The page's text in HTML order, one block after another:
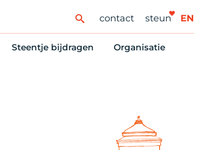
contact steun EN
en huurvragen
Steentje bijdragen
Schenken, nalaten en ANBI
Organisatie
Werken bij
Nieuws en